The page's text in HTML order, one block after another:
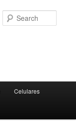
Celulares